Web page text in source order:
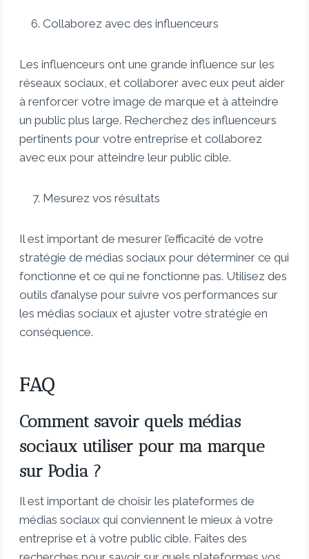
Collaborez avec des influenceurs
Les influenceurs ont une grande influence sur les
réseaux sociaux, et collaborer avec eux peut aider
à renforcer votre image de marque et à atteindre
un public plus large. Recherchez des influenceurs
pertinents pour votre entreprise et collaborez
avec eux pour atteindre leur public cible.
Mesurez vos résultats
Il est important de mesurer l’efficacité de votre
stratégie de médias sociaux pour déterminer ce qui
fonctionne et ce qui ne fonctionne pas. Utilisez des
outils d’analyse pour suivre vos performances sur
les médias sociaux et ajuster votre stratégie en
conséquence.
FAQ
Comment savoir quels médias
sociaux utiliser pour ma marque
sur Podia ?
Il est important de choisir les plateformes de
médias sociaux qui conviennent le mieux à votre
entreprise et à votre public cible. Faites des